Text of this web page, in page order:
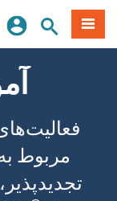
ورودسایتمنو
مربوط